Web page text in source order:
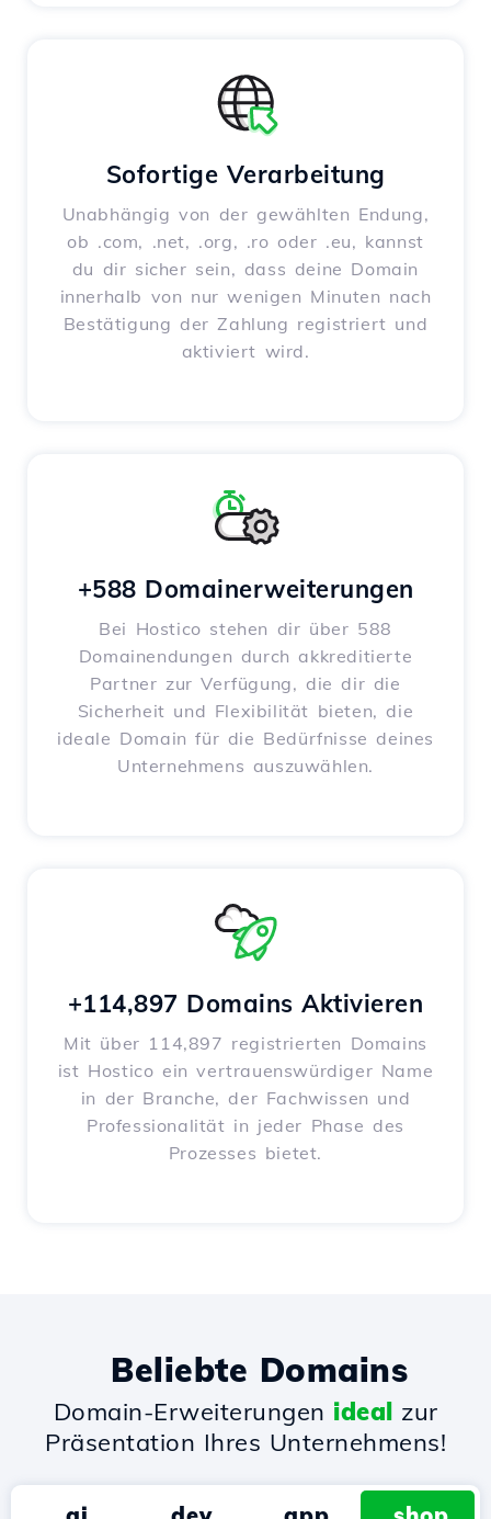
Sofortige Verarbeitung
Unabhängig von der gewählten Endung,
ob .com, .net, .org, .ro oder .eu, kannst
du dir sicher sein, dass deine Domain
innerhalb von nur wenigen Minuten nach
Bestätigung der Zahlung registriert und
aktiviert wird.
+588 Domainerweiterungen
Bei Hostico stehen dir über 588
Domainendungen durch akkreditierte
Partner zur Verfügung, die dir die
Sicherheit und Flexibilität bieten, die
ideale Domain für die Bedürfnisse deines
Unternehmens auszuwählen.
+114,897 Domains Aktivieren
Mit über 114,897 registrierten Domains
ist Hostico ein vertrauenswürdiger Name
in der Branche, der Fachwissen und
Professionalität in jeder Phase des
Prozesses bietet.
Beliebte Domains
Domain-Erweiterungen ideal zur
Präsentation Ihres Unternehmens!